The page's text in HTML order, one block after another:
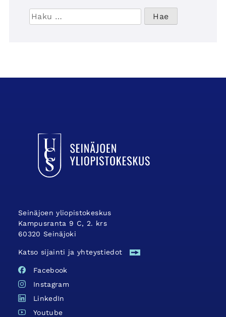
Haku:
Seinäjoen yliopistokeskus
Kampusranta 9 C, 2. krs
60320 Seinäjoki
Katso sijainti ja yhteystiedot
Facebook
Instagram
LinkedIn
Youtube